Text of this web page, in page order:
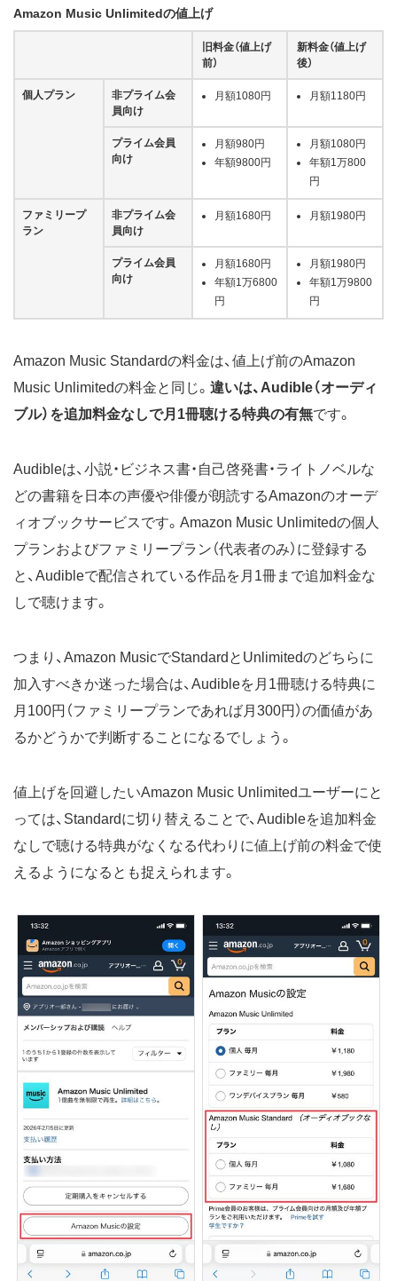
Amazon Music Unlimitedの値上げ
旧料金（値上げ
前）
新料金（値上げ
後）
個人プラン
非プライム会
員向け
月額1080円 月額1180円
プライム会員
向け
月額980円
年額9800円
月額1080円
年額1万800
円
ファミリープ
ラン
非プライム会
員向け
月額1680円 月額1980円
プライム会員
向け
月額1680円
年額1万6800
円
月額1980円
年額1万9800
円
Amazon Music Standardの料金は、値上げ前のAmazon
Music Unlimitedの料金と同じ。 違いは、Audible（オーディ
ブル）を追加料金なしで月1冊聴ける特典の有無です。
Audibleは、小説・ビジネス書・自己啓発書・ライトノベルな
どの書籍を日本の声優や俳優が朗読するAmazonのオーデ
ィオブックサービスです。Amazon Music Unlimitedの個人
プランおよびファミリープラン（代表者のみ）に登録する
と、Audibleで配信されている作品を月1冊まで追加料金な
しで聴けます。
つまり、Amazon MusicでStandardとUnlimitedのどちらに
加入すべきか迷った場合は、Audibleを月1冊聴ける特典に
月100円（ファミリープランであれば月300円）の価値があ
るかどうかで判断することになるでしょう。
値上げを回避したいAmazon Music Unlimitedユーザーにと
っては、Standardに切り替えることで、Audibleを追加料金
なしで聴ける特典がなくなる代わりに値上げ前の料金で使
えるようになるとも捉えられます。